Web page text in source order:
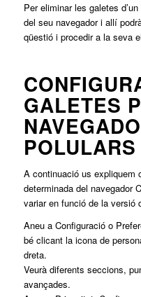
Per eliminar les galetes
del seu navegador i allí
qüestió i procedir a la seva
GALETES
POLULARS
A continuació us expliquem
determinada del navegador
variar en funció de la versió
Aneu a Configuració o
bé clicant la icona de
dreta.
Veurà diferents seccions,
avançades.